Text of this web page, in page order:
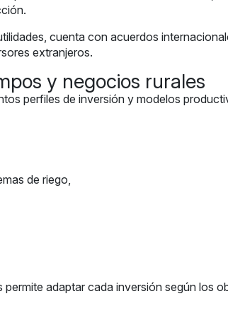
cuenta con acuerdos
extranjeros.
y negocios rurales
perfiles de inversión y modelos
de riego,
adaptar cada inversión según los